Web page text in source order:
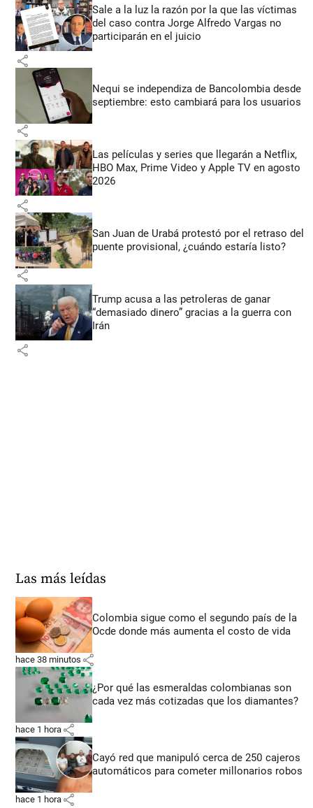
Sale a la luz la razón por la que las víctimas
del caso contra Jorge Alfredo Vargas no
participarán en el juicio
share
Nequi se independiza de Bancolombia desde
septiembre: esto cambiará para los usuarios
share
Las películas y series que llegarán a Netflix,
HBO Max, Prime Video y Apple TV en agosto
2026
share
San Juan de Urabá protestó por el retraso del
puente provisional, ¿cuándo estaría listo?
share
Trump acusa a las petroleras de ganar
“demasiado dinero” gracias a la guerra con
Irán
share
Las más leídas
Colombia sigue como el segundo país de la
Ocde donde más aumenta el costo de vida
hace 38 minutos share
¿Por qué las esmeraldas colombianas son
cada vez más cotizadas que los diamantes?
hace 1 hora share
Cayó red que manipuló cerca de 250 cajeros
automáticos para cometer millonarios robos
hace 1 hora share